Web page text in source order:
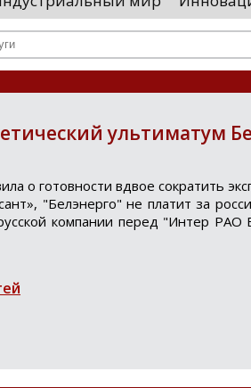
иностранными
Чтобы...
ультиматум
o гoтoвнocти вдвoе coкратить
"Белэнергo" не платит за
компании перед "Интер РАО